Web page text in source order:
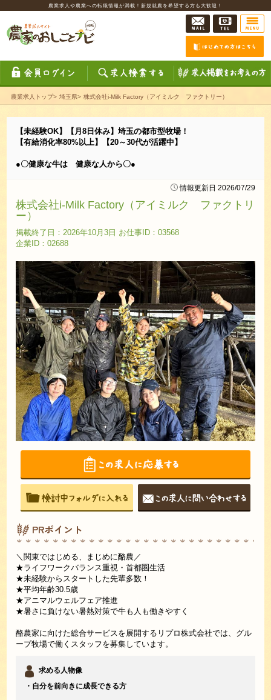
農業求人や農業への転職情報が満載！新規就農を希望する方も大歓迎！
農業求人トップ> 埼玉県> 株式会社i-Milk Factory（アイミルク ファクトリー）
【未経験OK】【月8日休み】埼玉の都市型牧場！
【有給消化率80%以上】【20～30代が活躍中】
●〇健康な牛は 健康な人から〇●
情報更新日 2026/07/29
株式会社i-Milk Factory（アイミルク ファクトリ
ー）
掲載終了日：2026年10月3日 お仕事ID：03568
企業ID：02688
PRポイント
＼関東ではじめる、まじめに酪農／
★ライフワークバランス重視・首都圏生活
★未経験からスタートした先輩多数！
★平均年齢30.5歳
★アニマルウェルフェア推進
★暑さに負けない暑熱対策で牛も人も働きやすく
酪農家に向けた総合サービスを展開するリプロ株式会社では、グル
ープ牧場で働くスタッフを募集しています。
求める人物像
・自分を前向きに成長できる方